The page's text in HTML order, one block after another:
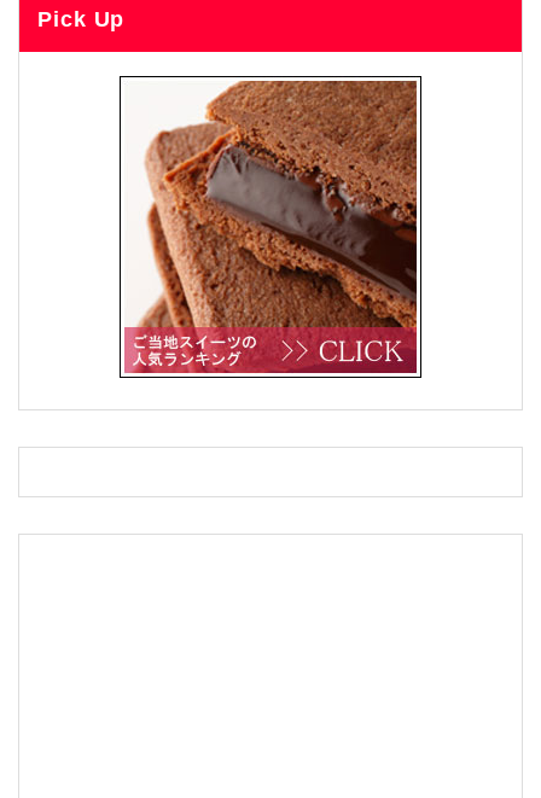
Pick Up